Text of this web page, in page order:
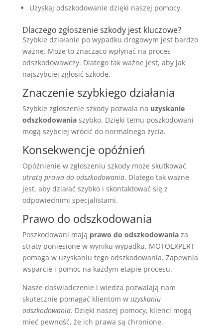
Uzyskaj odszkodowanie dzięki naszej pomocy.
Dlaczego zgłoszenie szkody jest kluczowe?
Szybkie działanie po wypadku drogowym jest bardzo
ważne. Może to znacząco wpłynąć na proces
odszkodowawczy. Dlatego tak ważne jest, aby jak
najszybciej zgłosić szkodę.
Znaczenie szybkiego działania
Szybkie zgłoszenie szkody pozwala na uzyskanie
odszkodowaniaszybko. Dzięki temu poszkodowani
mogą szybciej wrócić do normalnego życia.
Konsekwencje opóźnień
Opóźnienie w zgłoszeniu szkody może skutkować
utratą prawa do odszkodowania. Dlatego tak ważne
jest, aby działać szybko i skontaktować się z
odpowiednimi specjalistami.
Prawo do odszkodowania
Poszkodowani mają prawo do odszkodowaniaza
straty poniesione w wyniku wypadku. MOTOEXPERT
pomaga w uzyskaniu tego odszkodowania. Zapewnia
wsparcie i pomoc na każdym etapie procesu.
Nasze doświadczenie i wiedza pozwalają nam
skutecznie pomagać klientom w uzyskaniu
odszkodowania. Dzięki naszej pomocy, klienci mogą
mieć pewność, że ich prawa są chronione.